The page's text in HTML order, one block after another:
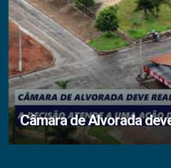
Câmara de Alvorada